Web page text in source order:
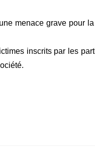
menace grave pour
inscrits par les